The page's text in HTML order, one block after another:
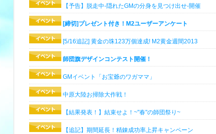
【予告】脱走中-隠れたGMの分身を見つけ出せ-開催
[締切]プレゼント付き！M2ユーザーアンケート
[5/16追記] 黄金の珠123万個達成! M2黄金週間2013
師団旗デザインコンテスト開催！
GMイベント「お宝爺のワガママ」
中原大陸お掃除大作戦！
【結果発表！】結束せよ！~"春"の師団祭り~
【追記】期間延長！精錬成功率上昇キャンペーン